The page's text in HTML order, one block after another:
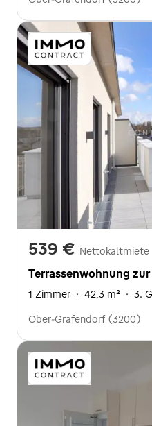
539 € Nettokaltmiete
Terrassenwohnung
1 Zimmer · 42,3 m² · 3.
Ober-Grafendorf (3200)